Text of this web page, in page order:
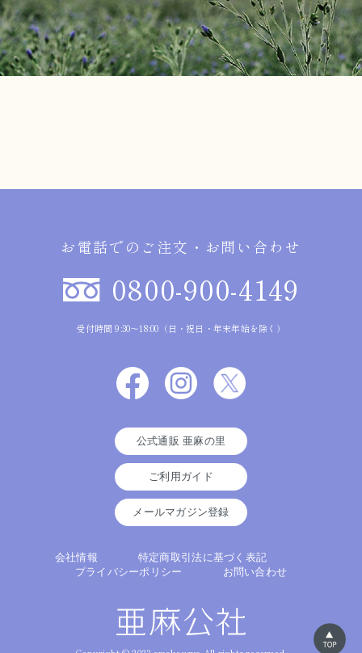
お電話でのご注文・お問い合わせ
0800-900-4149
受付時間 9:30～18:00（日・祝日・年末年始を除く）
公式通販 亜麻の里
ご利用ガイド
メールマガジン登録
会社情報
特定商取引法に基づく表記
プライバシーポリシー
お問い合わせ